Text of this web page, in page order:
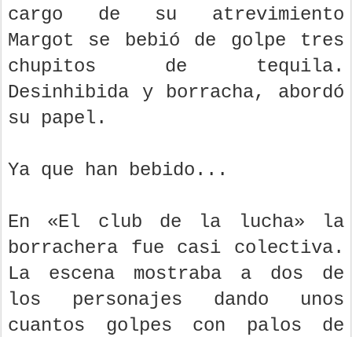
cargo de su atrevimiento
Margot se bebió de golpe tres
chupitos de tequila.
Desinhibida y borracha, abordó
su papel.
Ya que han bebido...
En «El club de la lucha» la
borrachera fue casi colectiva.
La escena mostraba a dos de
los personajes dando unos
cuantos golpes con palos de